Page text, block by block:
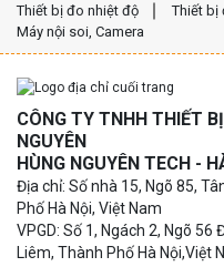
Thiết bị đo nhiệt độ
Thiết bị
Máy nội soi, Camera
CÔNG TY TNHH THIẾT
NGUYÊN
HÙNG NGUYÊN TECH -
Địa chỉ: Số nhà 15, Ngõ 85,
Phố Hà Nội, Việt Nam
VPGD: Số 1, Ngách 2, Ngõ
Liêm, Thành Phố Hà Nội,Việt